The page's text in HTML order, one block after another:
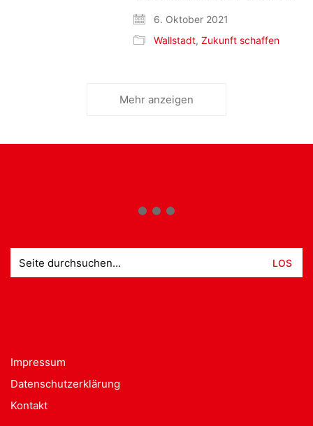
6. Oktober 2021
Wallstadt,Zukunft schaffen
Mehr anzeigen
nach:
Impressum
Datenschutzerklärung
Kontakt